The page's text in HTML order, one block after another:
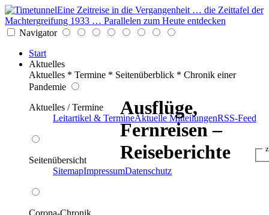
Eine Zeitreise in die Vergangenheit … die Zeittafel der
Machtergreifung 1933 … Parallelen zum Heute entdecken
Navigator
Start
Aktuelles
Aktuelles * Termine * Seitenüberblick * Chronik einer
Pandemie
Aktuelles / Termine
Leitartikel & TermineAktuelle MitteilungenRSS-Feed
Seitenübersicht
SitemapImpressumDatenschutz
Corona-Chronik
Ausflüge,
Fernreisen –
Reiseberichte